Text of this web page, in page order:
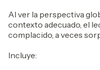
Al ver la perspectiva
contexto adecuado, el
complacido, a veces
Incluye: